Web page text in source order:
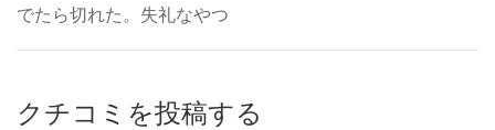
でたら切れた。失礼なやつ
クチコミを投稿する